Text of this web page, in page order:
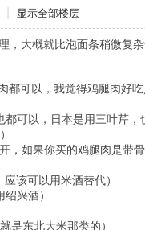
显示全部楼层
，大概就比泡面条稍微复
可以，我觉得鸡腿肉好吃
可以，日本是用三叶芹，
如果你买的鸡腿肉是带
该可以用米酒替代）
兴酒）
是东北大米那类的）